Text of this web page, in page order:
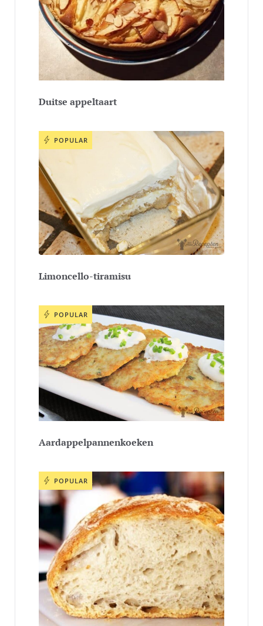
Duitse appeltaart
POPULAR
Limoncello-tiramisu
POPULAR
Aardappelpannenkoeken
POPULAR